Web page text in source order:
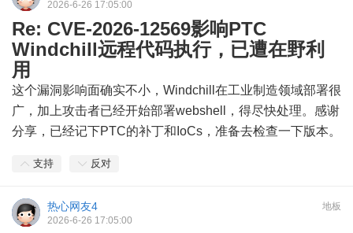
2026-6-26 17:05:00
Re: CVE-2026-12569影响PTC
Windchill远程代码执行，已遭在野利
用
这个漏洞影响面确实不小，Windchill在工业制造领域部署很
广，加上攻击者已经开始部署webshell，得尽快处理。感谢
分享，已经记下PTC的补丁和IoCs，准备去检查一下版本。
支持 反对
地板
热心网友4
2026-6-26 17:05:00